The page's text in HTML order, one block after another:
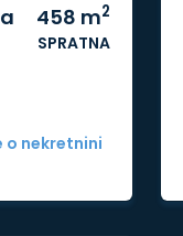
458 m2
SPRATNA
o nekretnini